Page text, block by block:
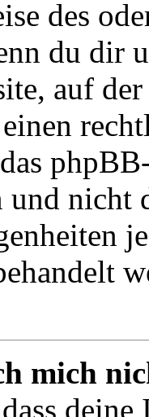
des
du dir
auf
und nicht
mich